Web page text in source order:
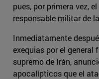
pues, por primera vez,
responsable militar de
Inmediatamente
exequias por el general
supremo de Irán,
apocalípticos que el